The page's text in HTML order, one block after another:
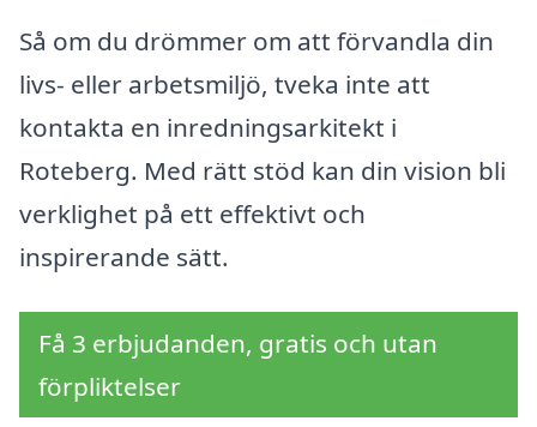
Så om du drömmer om att förvandla din
livs- eller arbetsmiljö, tveka inte att
kontakta en inredningsarkitekt i
Roteberg. Med rätt stöd kan din vision bli
verklighet på ett effektivt och
inspirerande sätt.
Få 3 erbjudanden, gratis och utan
förpliktelser